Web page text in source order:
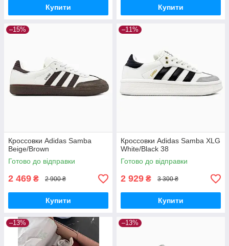
Купити Купити
–15%
Кроссовки Adidas Samba
Beige/Brown
Готово до відправки
2 469 ₴ 2 900 ₴
Купити
–11%
Кроссовки Adidas Samba XLG
White/Black 38
Готово до відправки
2 929 ₴ 3 300 ₴
Купити
–13% –13%